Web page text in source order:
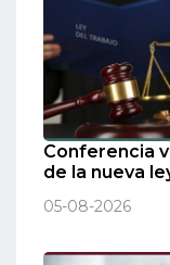
Conferencia
de la nueva
05-08-2026